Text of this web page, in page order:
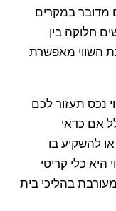
מדובר במקרים
חלוקה בין
השווי מאפשרת
נכס תעזור לכם
אם כדאי
להשקיע בו
היא כלי קריטי
בהליכי בית